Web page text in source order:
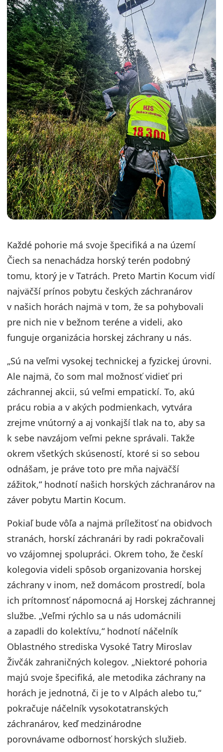
Každé pohorie má svoje špecifiká a na území
Čiech sa nenachádza horský terén podobný
tomu, ktorý je v Tatrách. Preto Martin Kocum vidí
najväčší prínos pobytu českých záchranárov
v našich horách najmä v tom, že sa pohybovali
pre nich nie v bežnom teréne a videli, ako
funguje organizácia horskej záchrany u nás.
„Sú na veľmi vysokej technickej a fyzickej úrovni.
Ale najmä, čo som mal možnosť vidieť pri
záchrannej akcii, sú veľmi empatickí. To, akú
prácu robia a v akých podmienkach, vytvára
zrejme vnútorný a aj vonkajší tlak na to, aby sa
k sebe navzájom veľmi pekne správali. Takže
okrem všetkých skúseností, ktoré si so sebou
odnášam, je práve toto pre mňa najväčší
zážitok,“ hodnotí našich horských záchranárov na
záver pobytu Martin Kocum.
Pokiaľ bude vôľa a najmä príležitosť na obidvoch
stranách, horskí záchranári by radi pokračovali
vo vzájomnej spolupráci. Okrem toho, že českí
kolegovia videli spôsob organizovania horskej
záchrany v inom, než domácom prostredí, bola
ich prítomnosť nápomocná aj Horskej záchrannej
službe. „Veľmi rýchlo sa u nás udomácnili
a zapadli do kolektívu,“ hodnotí náčelník
Oblastného strediska Vysoké Tatry Miroslav
Živčák zahraničných kolegov. „Niektoré pohoria
majú svoje špecifiká, ale metodika záchrany na
horách je jednotná, či je to v Alpách alebo tu,“
pokračuje náčelník vysokotatranských
záchranárov, keď medzinárodne
porovnávame odbornosť horských služieb.